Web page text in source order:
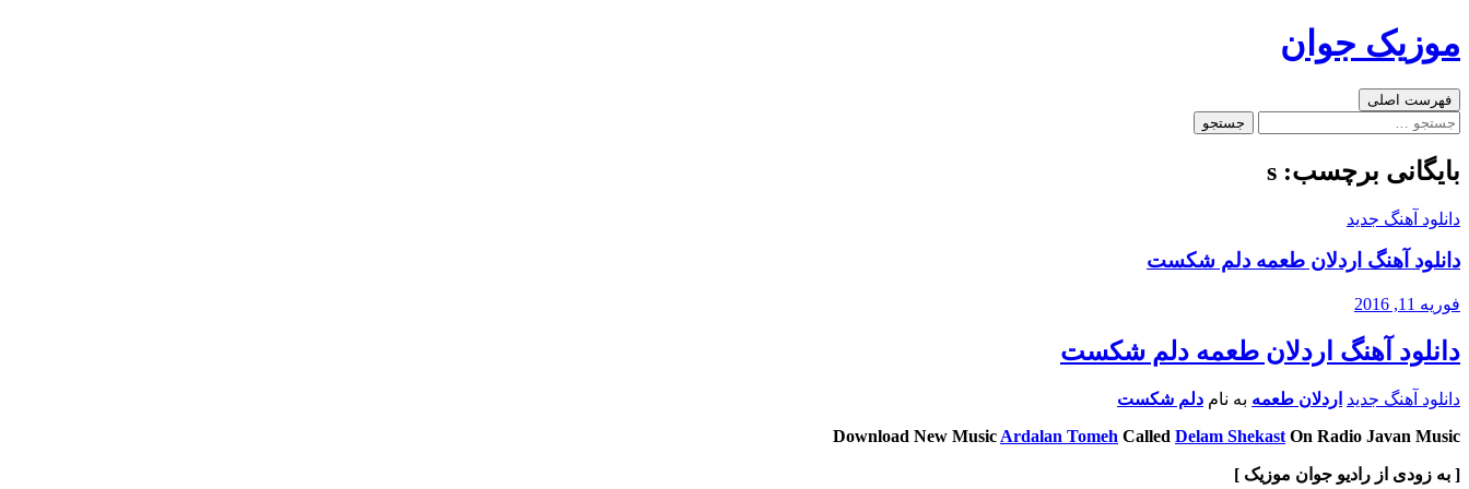
به
موزیک جوان
جست‌وجو
فهرست اصلی
جستجو
بایگانی برچسب: s
دانلود آهنگ جدید
دانلود آهنگ اردلان طعمه دلم شکست
فوریه 11, 2016
دانلود آهنگ اردلان طعمه دلم شکست
دانلود آهنگ جدید اردلان طعمه به نام دلم شکست
Download New Music Ardalan Tomeh Called Delam Shekast On Radio Javan Music
[ به زودی از رادیو جوان موزیک ]